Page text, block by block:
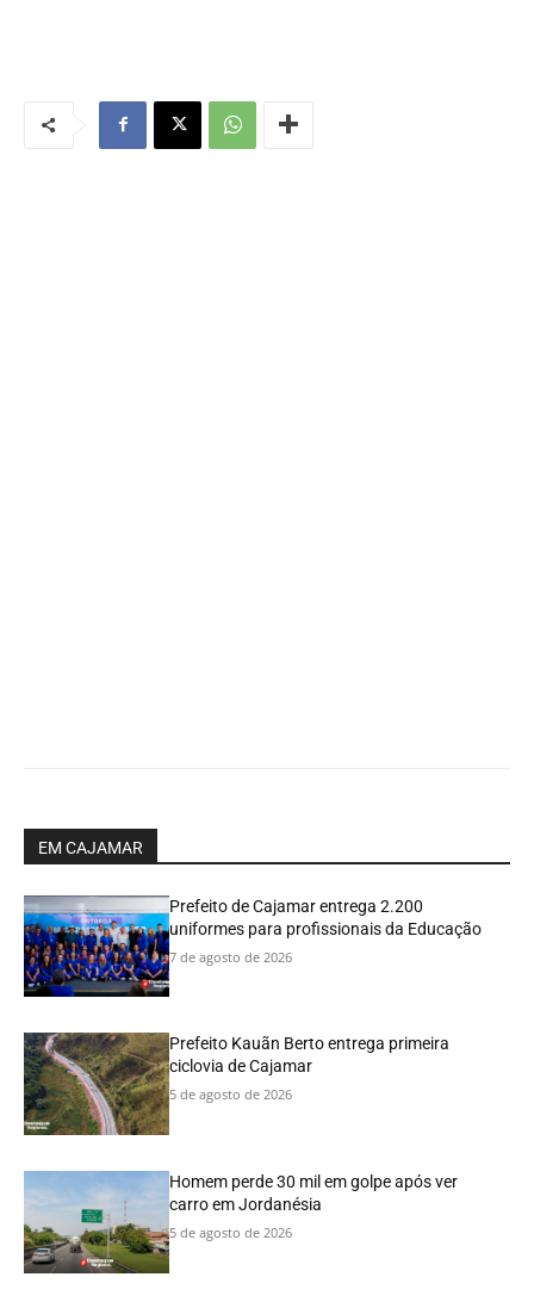
EM CAJAMAR
Prefeito de Cajamar entrega 2.200
uniformes para profissionais da Educação
7 de agosto de 2026
Prefeito Kauãn Berto entrega primeira
ciclovia de Cajamar
5 de agosto de 2026
Homem perde 30 mil em golpe após ver
carro em Jordanésia
5 de agosto de 2026